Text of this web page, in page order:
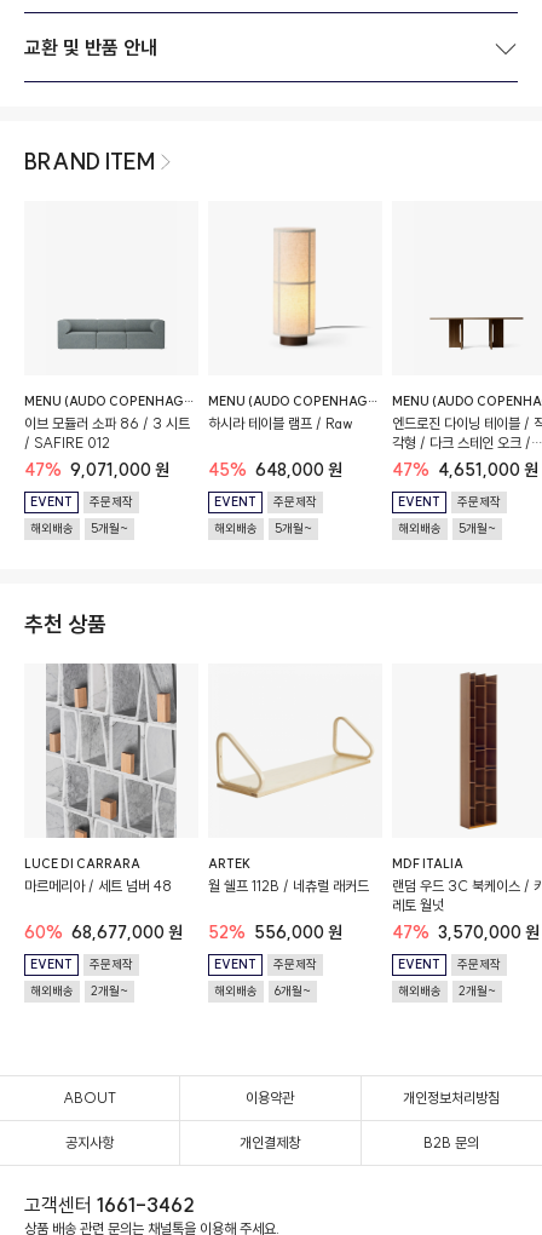
교환 및 반품 안내
BRAND ITEM
MENU (AUDO COPENHAGEN)
이브 모듈러 소파 86 / 3 시트
/ SAFIRE 012
47% 9,071,000 원
EVENT
주문제작
해외배송
5개월~
MENU (AUDO COPENHAGEN)
하시라 테이블 램프 / Raw
45% 648,000 원
EVENT
주문제작
해외배송
5개월~
엔드로진 다이닝 테이블 /
각형 / 다크 스테인 오크 /
210cm x 110cm x 73cm
47% 4,651,000 원
EVENT
주문제작
해외배송
5개월~
추천 상품
LUCE DI CARRARA
마르메리아 / 세트 넘버 48
60% 68,677,000 원
EVENT
주문제작
해외배송
2개월~
ARTEK
월 쉘프 112B / 네츄럴 래커드
52% 556,000 원
EVENT
주문제작
해외배송
6개월~
MDF ITALIA
랜덤 우드 3C 북케이스 /
레토 월넛
47% 3,570,000 원
EVENT
주문제작
해외배송
2개월~
ABOUT 이용약관 개인정보처리방침
공지사항 개인결제창 B2B 문의
고객센터 1661-3462
상품 배송 관련 문의는 채널톡을 이용해 주세요.